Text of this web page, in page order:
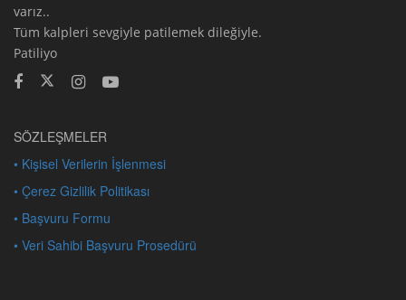
varız..
Tüm kalpleri sevgiyle patilemek dileğiyle.
Patiliyo
SÖZLEŞMELER
• Kişisel Verilerin İşlenmesi
• Çerez Gizlilik Politikası
• Başvuru Formu
• Veri Sahibi Başvuru Prosedürü